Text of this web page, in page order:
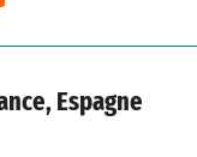
Espagne